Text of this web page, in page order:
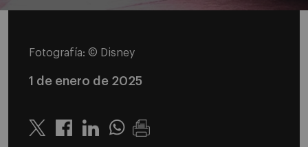
Fotografía: © Disney
1 de enero de 2025
Twitter LinkedinWhatsapp